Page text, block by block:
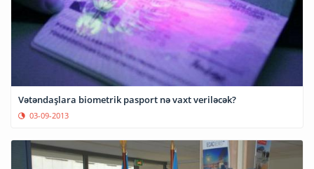
Vətəndaşlara biometrik pasport nə vaxt veriləcək?
03-09-2013